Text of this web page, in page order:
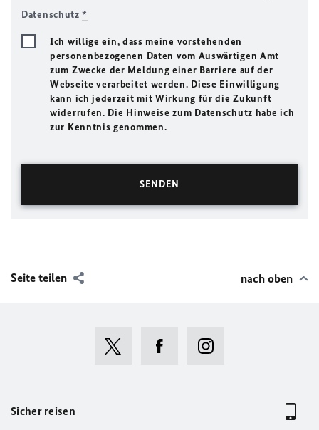
Datenschutz*
Ich willige ein, dass meine vorstehenden
personenbezogenen Daten vom Auswärtigen Amt
zum Zwecke der Meldung einer Barriere auf der
Webseite verarbeitet werden. Diese Einwilligung
kann ich jederzeit mit Wirkung für die Zukunft
widerrufen. Die Hinweise zum Datenschutz habe ich
zur Kenntnis genommen.
Seite teilen nach oben
Sicher reisen